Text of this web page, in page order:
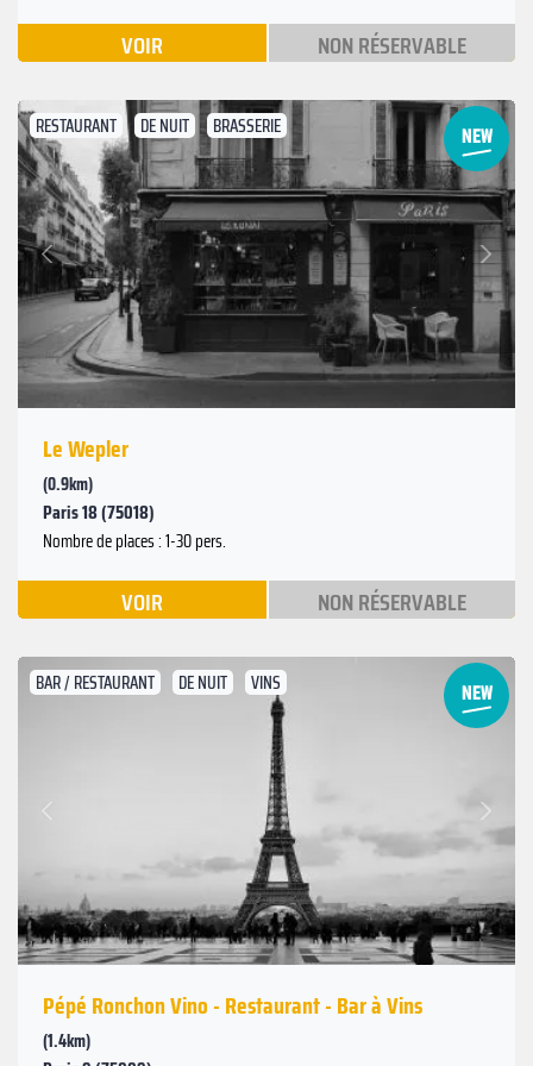
VOIR NON RÉSERVABLE
RESTAURANT DE NUIT BRASSERIE
Précédent
Suivant
Le Wepler
(0.9km)
Paris 18 (75018)
Nombre de places : 1-30 pers.
VOIR NON RÉSERVABLE
BAR / RESTAURANT DE NUIT VINS
Précédent
Suivant
Pépé Ronchon Vino - Restaurant - Bar à Vins
(1.4km)